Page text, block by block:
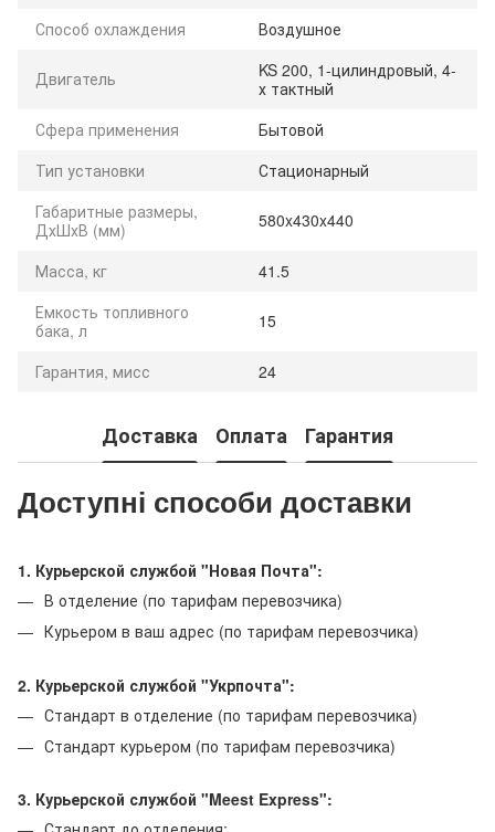
Способ охлаждения
Воздушное
Двигатель
KS 200, 1-цилиндровый, 4-
х тактный
Сфера применения
Бытовой
Тип установки
Стационарный
Габаритные размеры,
ДхШхВ (мм)
580x430x440
Масса, кг
41.5
Емкость топливного
бака, л
15
Гарантия, мисс 24
Доставка Оплата Гарантия
Доступні способи доставки
1. Курьерской службой "Новая Почта":
В отделение (по тарифам перевозчика)
Курьером в ваш адрес (по тарифам перевозчика)
2. Курьерской службой "Укрпочта":
Стандарт в отделение (по тарифам перевозчика)
Стандарт курьером (по тарифам перевозчика)
3. Курьерской службой "Meest Express":